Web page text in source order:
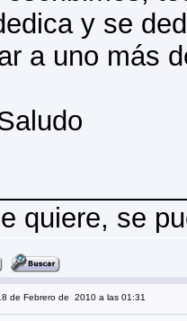
y se
a uno más
quiere, se
de Febrero de 2010 a las 01:31